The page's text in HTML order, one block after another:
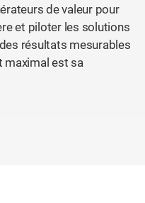
de valeur pour
et piloter les solutions
résultats mesurables
maximal est sa